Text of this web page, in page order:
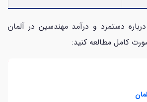
دستمزد و درآمد مهندسین در آلمان
کامل مطالعه کنید: